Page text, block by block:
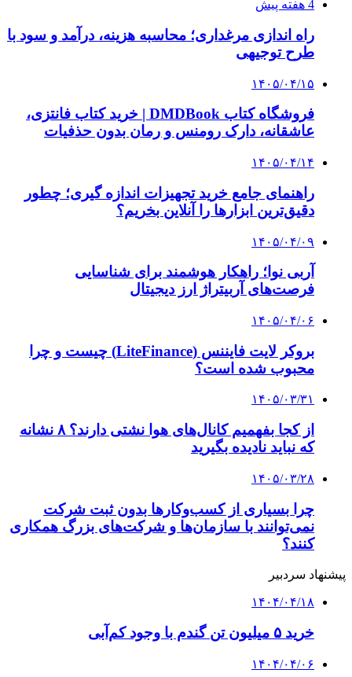
که نباید نادیده بگیرید
نمی‌توانند با سازمان‌ها و شرکت‌های بزرگ همکاری
کنند؟
پیشنهاد سردبیر
۱۴۰۴/۰۴/۱۸
خرید ۵ میلیون تن گندم با وجود کم‌آبی
برداشت بیش از ۲۲ هزار تُن گندم از مزارع زرقان
۱۴۰۴/۰۴/۰۵
۴۴ درصد خرید تضمینی گندم از سوی مراکز تعاون
روستایی انجام شد
۱۴۰۴/۰۲/۱۶
تشویق کشاورزان به تولید گندم با کیفیت
۱۴۰۴/۰۱/۳۱
یک بام و دو هوای مسئولان در تامین برق چاه‌های
آب کشاورزی
کلیه حقوق متعلق به راهیان اقتصادی می باشد
دکمه بازگشت به بالا